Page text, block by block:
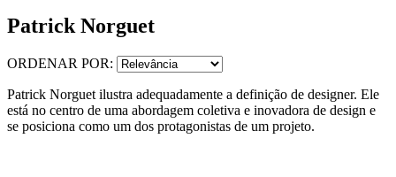
Patrick Norguet
ORDENAR POR:
Patrick Norguet ilustra adequadamente a definição de designer. Ele
está no centro de uma abordagem coletiva e inovadora de design e
se posiciona como um dos protagonistas de um projeto.